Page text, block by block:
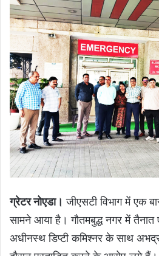
ग्रेटर नोएडा। जीएसटी विभाग में एक
सामने आया है। गौतमबुद्ध नगर में
अधीनस्थ डिप्टी कमिश्नर के साथ